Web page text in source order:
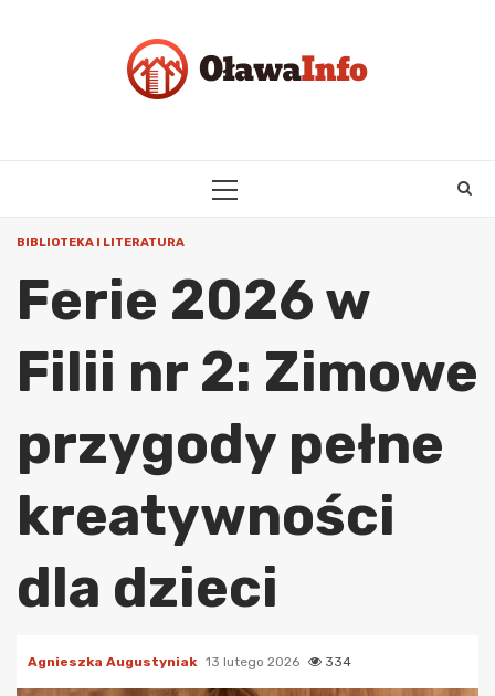
PRIMARY
BIBLIOTEKA I LITERATURA
Ferie 2026 w
Filii nr 2: Zimowe
przygody pełne
kreatywności
dla dzieci
Agnieszka Augustyniak 13 lutego 2026 334